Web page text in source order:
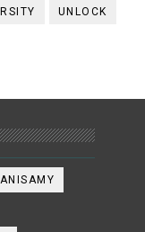
UNLOCK